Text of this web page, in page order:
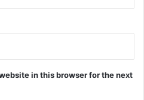
in this browser for the next